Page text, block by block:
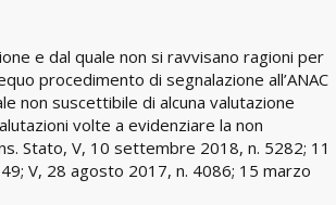
e dal quale non si ravvisano ragioni per
procedimento di segnalazione all’ANAC
non suscettibile di alcuna valutazione
volte a evidenziare la non
Stato, V, 10 settembre 2018, n. 5282; 11
V, 28 agosto 2017, n. 4086; 15 marzo